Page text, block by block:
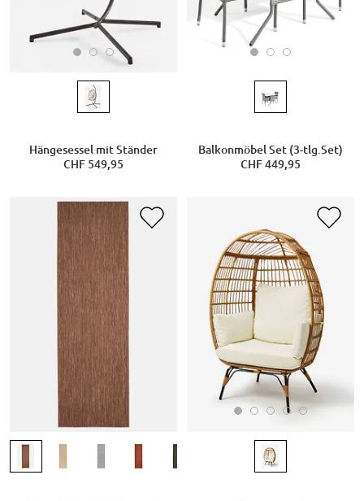
Hängesessel mit Ständer
CHF 549,95
Balkonmöbel Set (3-tlg.Set)
CHF 449,95